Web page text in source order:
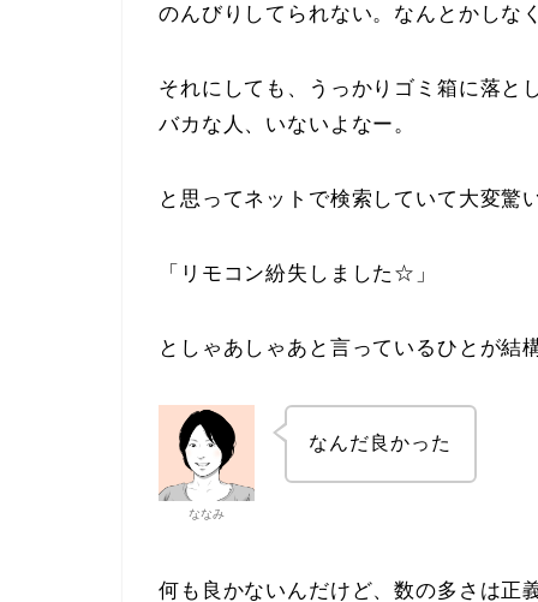
のんびりしてられない。なんとかしな
それにしても、うっかりゴミ箱に落と
バカな人、いないよなー。
と思ってネットで検索していて大変驚
「リモコン紛失しました☆」
としゃあしゃあと言っているひとが結
ななみ
なんだ良かった
何も良かないんだけど、数の多さは正